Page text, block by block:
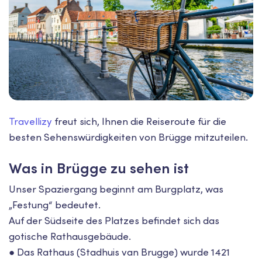
Travellizy freut sich, Ihnen die Reiseroute für die
besten Sehenswürdigkeiten von Brügge mitzuteilen.
Was in Brügge zu sehen ist
Unser Spaziergang beginnt am Burgplatz, was
„Festung“ bedeutet.
Auf der Südseite des Platzes befindet sich das
gotische Rathausgebäude.
● Das Rathaus (Stadhuis van Brugge) wurde 1421